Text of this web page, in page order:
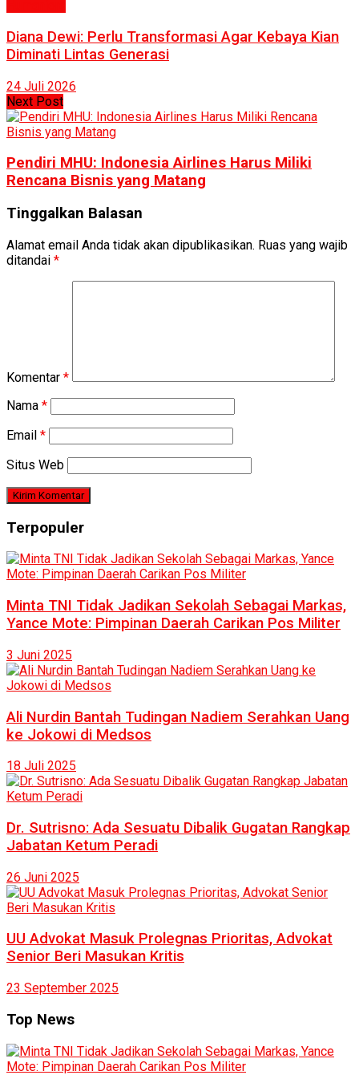
Diana Dewi: Perlu Transformasi Agar Kebaya Kian
Diminati Lintas Generasi
24 Juli 2026
Next Post
Pendiri MHU: Indonesia Airlines Harus Miliki
Rencana Bisnis yang Matang
Tinggalkan Balasan
Alamat email Anda tidak akan dipublikasikan. Ruas yang wajib
ditandai *
Komentar *
Nama *
Email *
Situs Web
Terpopuler
Minta TNI Tidak Jadikan Sekolah Sebagai Markas,
Yance Mote: Pimpinan Daerah Carikan Pos Militer
3 Juni 2025
Ali Nurdin Bantah Tudingan Nadiem Serahkan Uang
ke Jokowi di Medsos
18 Juli 2025
Dr. Sutrisno: Ada Sesuatu Dibalik Gugatan Rangkap
Jabatan Ketum Peradi
26 Juni 2025
UU Advokat Masuk Prolegnas Prioritas, Advokat
Senior Beri Masukan Kritis
23 September 2025
Top News